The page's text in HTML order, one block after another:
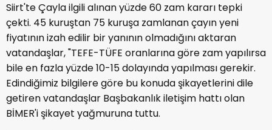
Siirt'te Çayla ilgili alınan yüzde 60 zam kararı tepki
çekti. 45 kuruştan 75 kuruşa zamlanan çayın yeni
fiyatının izah edilir bir yanının olmadığını aktaran
vatandaşlar, "TEFE-TÜFE oranlarına göre zam yapılırsa
bile en fazla yüzde 10-15 dolayında yapılması gerekir.
Edindiğimiz bilgilere göre bu konuda şikayetlerini dile
getiren vatandaşlar Başbakanlık iletişim hattı olan
BİMER'i şikayet yağmuruna tuttu.